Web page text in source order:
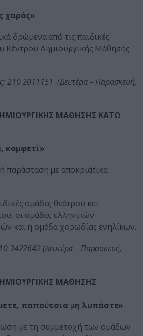
χαράς»
δρώμενα από τις παιδικές
Κέντρου Δημιουργικής Μάθησης
210 2011151 (Δευτέρα – Παρασκευή,
ΜΑΘΗΣΗΣ ΚΑΤΩ
κομφετί»
παράσταση με αποκριάτικα
ομάδες θεάτρου και
οι ομάδες ελληνικών
και η ομάδα χορωδίας ενηλίκων.
3422642 (Δευτέρα – Παρασκευή,
ΜΑΘΗΣΗΣ
παπούτσια μη λυπάστε»
με τη συμμετοχή των ομάδων